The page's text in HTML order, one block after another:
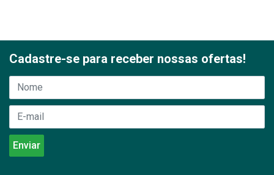
Cadastre-se para receber nossas ofertas!